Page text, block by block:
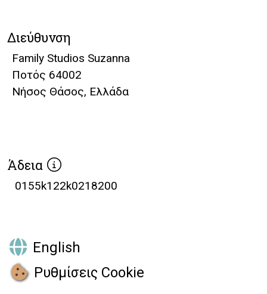
Διεύθυνση
Family Studios Suzanna
Ποτός 64002
Νήσος Θάσος, Ελλάδα
Άδεια
0155k122k0218200
English
Ρυθμίσεις Cookie